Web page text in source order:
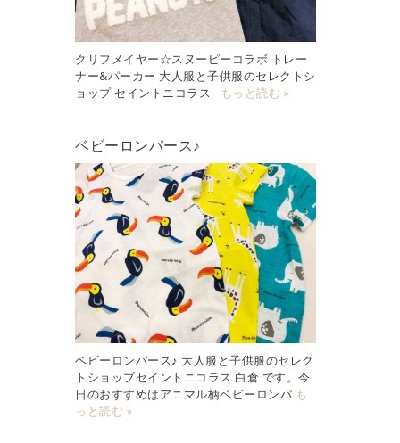
クリフメイヤー☆スヌーピーコラボ トレー
ナー&パーカー 大人服と子供服のセレクトシ
ョップ セイントニコラス
もっと読む »
ベビーロンパース♪
ベビーロンパース♪ 大人服と子供服のセレク
トショップセイントニコラス 白倉 です。今
日のおすすめはアニマル柄ベビーロンパ も
っと読む »